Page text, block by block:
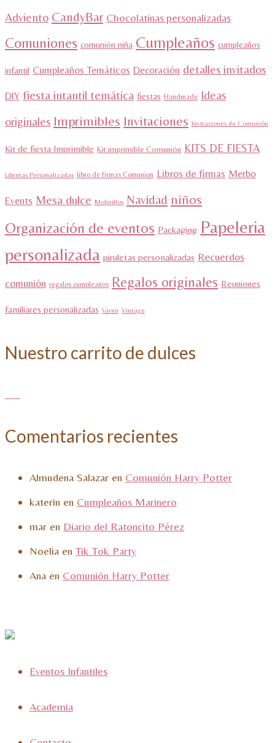
Adviento CandyBar Chocolatinas personalizadas
Comuniones comunión niña Cumpleaños cumpleaños
infantil Cumpleaños Temáticos Decoración detalles invitados
DIY fiesta intantil temática fiestas Handmade Ideas
originales Imprimibles Invitaciones Invitaciones de Comunión
Kit de fiesta Imprimible Kit imprimible Comunión KITS DE FIESTA
Libretas Personalizadas libro de firmas Comunion Libros de firmas Merbo
Events Mesa dulce Molinillos Navidad niños
Organización de eventos Packaging Papeleria
personalizada piruletas personalizadas Recuerdos
comunión regalos cumpleaños Regalos originales Reuniones
familiares personalizadas Varios Vintage
Nuestro carrito de dulces
Comentarios recientes
Almudena Salazar en Comunión Harry Potter
katerin en Cumpleaños Marinero
mar en Diario del Ratoncito Pérez
Noelia en Tik Tok Party
Ana en Comunión Harry Potter
Eventos Infantiles
Academia